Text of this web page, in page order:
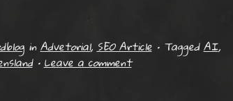
inAdvetorial,SEO Article • TaggedAI,
•Leave a comment